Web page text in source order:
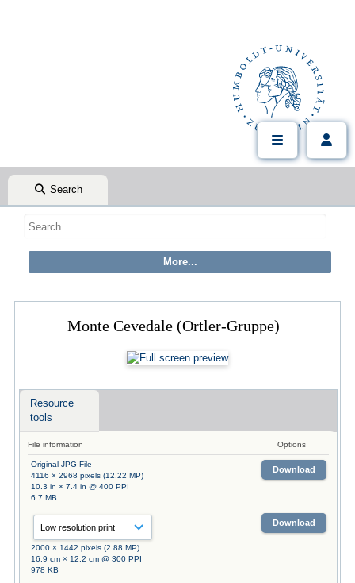
Search
Monte Cevedale (Ortler-Gruppe)
Resource
tools
File information Options
Original JPG File
4116 × 2968 pixels (12.22 MP)
10.3 in × 7.4 in @ 400 PPI
6.7 MB
Download
2000 × 1442 pixels (2.88 MP)
16.9 cm × 12.2 cm @ 300 PPI
978 KB
Download